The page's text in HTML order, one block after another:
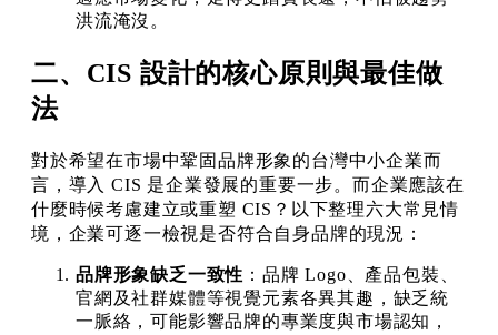
洪流淹沒。
二、CIS 設計的核心原則與最佳做
法
對於希望在市場中鞏固品牌形象的台灣中小企業而
言，導入 CIS 是企業發展的重要一步。而企業應該在
什麼時候考慮建立或重塑 CIS？以下整理六大常見情
境，企業可逐一檢視是否符合自身品牌的現況：
品牌形象缺乏一致性 ：品牌 Logo、產品包裝、
官網及社群媒體等視覺元素各異其趣，缺乏統
一脈絡，可能影響品牌的專業度與市場認知，